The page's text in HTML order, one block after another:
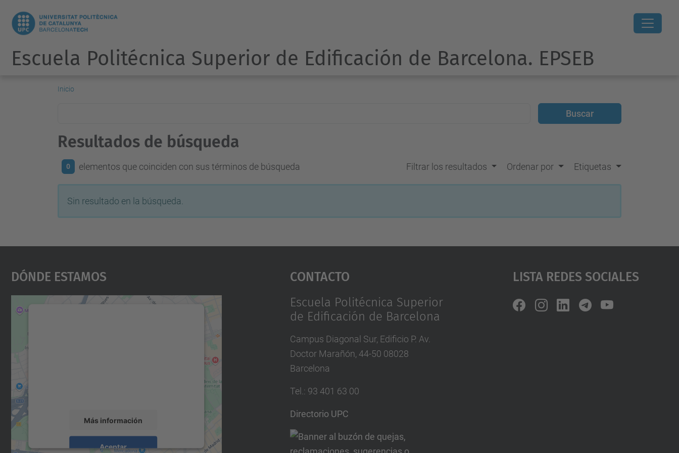
Escuela Politécnica Superior de Edificación de Barcelona. EPSEB
Inicio
Resultados de búsqueda
0 elementos que coinciden con sus términos de búsqueda Filtrar los resultados Ordenar por Etiquetas
Sin resultado en la búsqueda.
Dónde Estamos
Más información
Aceptar
Contacto
Escuela Politécnica Superior
de Edificación de Barcelona
Campus Diagonal Sur, Edificio P. Av.
Doctor Marañón, 44-50 08028
Barcelona
Tel. : 93 401 63 00
Directorio UPC
Lista Redes Sociales